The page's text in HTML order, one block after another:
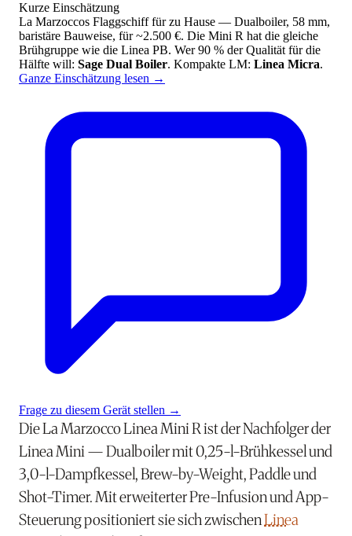
Kurze Einschätzung
La Marzoccos Flaggschiff für zu Hause — Dualboiler, 58 mm,
baristäre Bauweise, für ~2.500 €. Die Mini R hat die gleiche
Brühgruppe wie die Linea PB. Wer 90 % der Qualität für die
Hälfte will: Sage Dual Boiler. Kompakte LM: Linea Micra.
Ganze Einschätzung lesen →
Frage zu diesem Gerät stellen →
Die La Marzocco Linea Mini R ist der Nachfolger der
Linea Mini — Dualboiler mit 0,25-l-Brühkessel und
3,0-l-Dampfkessel, Brew-by-Weight, Paddle und
Shot-Timer. Mit erweiterter Pre-Infusion und App-
Steuerung positioniert sie sich zwischenLinea